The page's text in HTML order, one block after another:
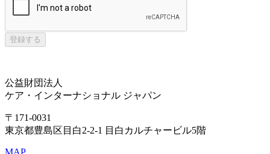
登録する
公益財団法人
ケア・インターナショナル ジャパン
〒171-0031
東京都豊島区目白2-2-1 目白カルチャービル5階
MAP